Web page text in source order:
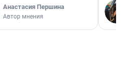
Анастасия Першина
Автор мнения